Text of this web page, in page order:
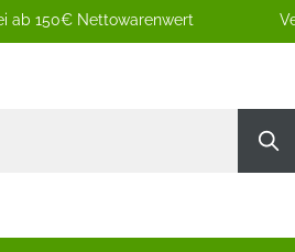
ab 150€ Nettowarenwert